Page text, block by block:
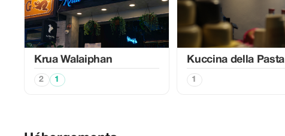
Krua Walaiphan
2 1
Kuccina della Pasta
1